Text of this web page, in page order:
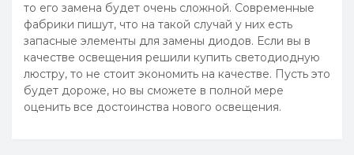
то его замена будет очень сложной. Современные
фабрики пишут, что на такой случай у них есть
запасные элементы для замены диодов. Если вы в
качестве освещения решили купить светодиодную
люстру, то не стоит экономить на качестве. Пусть это
будет дороже, но вы сможете в полной мере
оценить все достоинства нового освещения.